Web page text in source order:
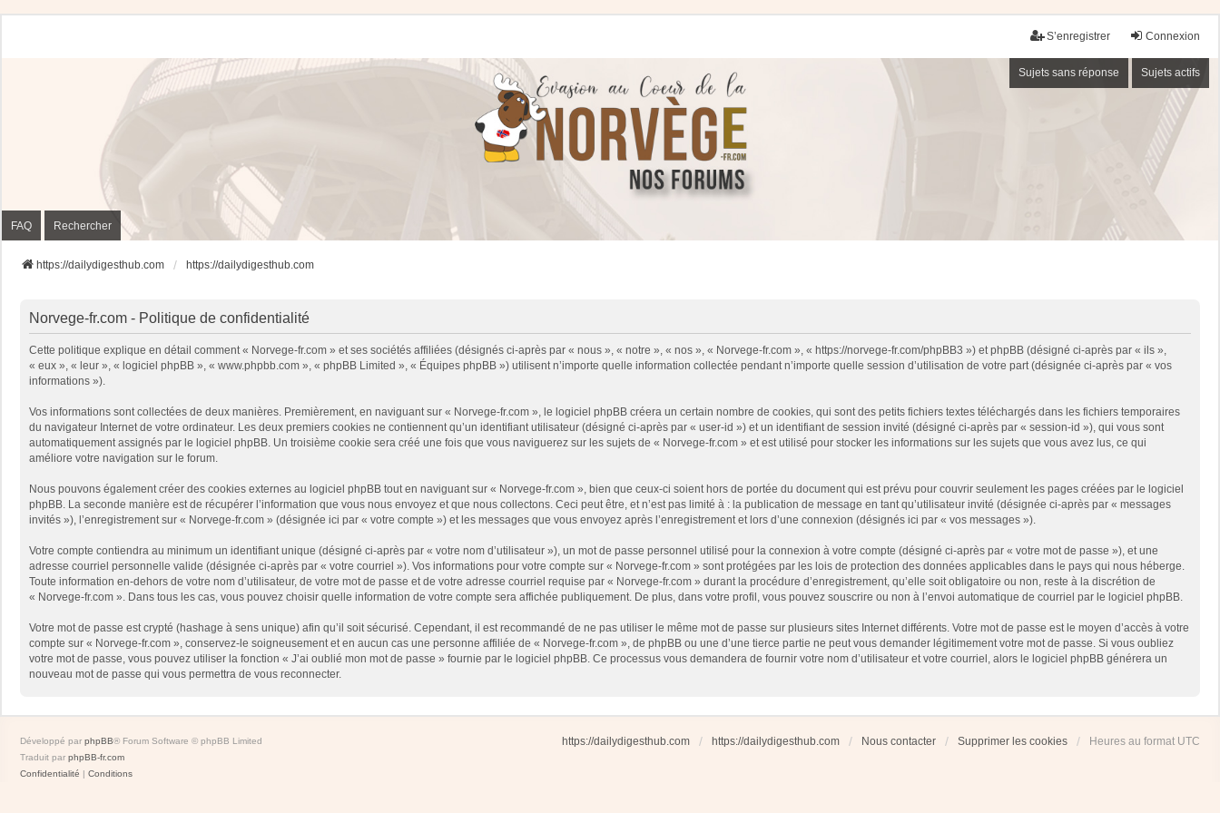
Connexion
S’enregistrer
Sujets sans réponse Sujets actifs
FAQ Rechercher
https://dailydigesthub.com https://dailydigesthub.com
Norvege-fr.com - Politique de confidentialité
Cette politique explique en détail comment « Norvege-fr.com » et ses sociétés affiliées (désignés ci-après par « nous », « notre », « nos », « Norvege-fr.com », « https://norvege-fr.com/phpBB3 ») et phpBB (désigné ci-après par « ils »,
« eux », « leur », « logiciel phpBB », « www.phpbb.com », « phpBB Limited », « Équipes phpBB ») utilisent n’importe quelle information collectée pendant n’importe quelle session d’utilisation de votre part (désignée ci-après par « vos
informations »).
Vos informations sont collectées de deux manières. Premièrement, en naviguant sur « Norvege-fr.com », le logiciel phpBB créera un certain nombre de cookies, qui sont des petits fichiers textes téléchargés dans les fichiers temporaires
du navigateur Internet de votre ordinateur. Les deux premiers cookies ne contiennent qu’un identifiant utilisateur (désigné ci-après par « user-id ») et un identifiant de session invité (désigné ci-après par « session-id »), qui vous sont
automatiquement assignés par le logiciel phpBB. Un troisième cookie sera créé une fois que vous naviguerez sur les sujets de « Norvege-fr.com » et est utilisé pour stocker les informations sur les sujets que vous avez lus, ce qui
améliore votre navigation sur le forum.
Nous pouvons également créer des cookies externes au logiciel phpBB tout en naviguant sur « Norvege-fr.com », bien que ceux-ci soient hors de portée du document qui est prévu pour couvrir seulement les pages créées par le logiciel
phpBB. La seconde manière est de récupérer l’information que vous nous envoyez et que nous collectons. Ceci peut être, et n’est pas limité à : la publication de message en tant qu’utilisateur invité (désignée ci-après par « messages
invités »), l’enregistrement sur « Norvege-fr.com » (désignée ici par « votre compte ») et les messages que vous envoyez après l’enregistrement et lors d’une connexion (désignés ici par « vos messages »).
Votre compte contiendra au minimum un identifiant unique (désigné ci-après par « votre nom d’utilisateur »), un mot de passe personnel utilisé pour la connexion à votre compte (désigné ci-après par « votre mot de passe »), et une
adresse courriel personnelle valide (désignée ci-après par « votre courriel »). Vos informations pour votre compte sur « Norvege-fr.com » sont protégées par les lois de protection des données applicables dans le pays qui nous héberge.
Toute information en-dehors de votre nom d’utilisateur, de votre mot de passe et de votre adresse courriel requise par « Norvege-fr.com » durant la procédure d’enregistrement, qu’elle soit obligatoire ou non, reste à la discrétion de
« Norvege-fr.com ». Dans tous les cas, vous pouvez choisir quelle information de votre compte sera affichée publiquement. De plus, dans votre profil, vous pouvez souscrire ou non à l’envoi automatique de courriel par le logiciel phpBB.
Votre mot de passe est crypté (hashage à sens unique) afin qu’il soit sécurisé. Cependant, il est recommandé de ne pas utiliser le même mot de passe sur plusieurs sites Internet différents. Votre mot de passe est le moyen d’accès à votre
compte sur « Norvege-fr.com », conservez-le soigneusement et en aucun cas une personne affiliée de « Norvege-fr.com », de phpBB ou une d’une tierce partie ne peut vous demander légitimement votre mot de passe. Si vous oubliez
votre mot de passe, vous pouvez utiliser la fonction « J’ai oublié mon mot de passe » fournie par le logiciel phpBB. Ce processus vous demandera de fournir votre nom d’utilisateur et votre courriel, alors le logiciel phpBB générera un
nouveau mot de passe qui vous permettra de vous reconnecter.
https://dailydigesthub.com https://dailydigesthub.com Nous contacter Supprimer les cookies Heures au format UTC
Développé par phpBB® Forum Software © phpBB Limited
Traduit par phpBB-fr.com
Confidentialité | Conditions